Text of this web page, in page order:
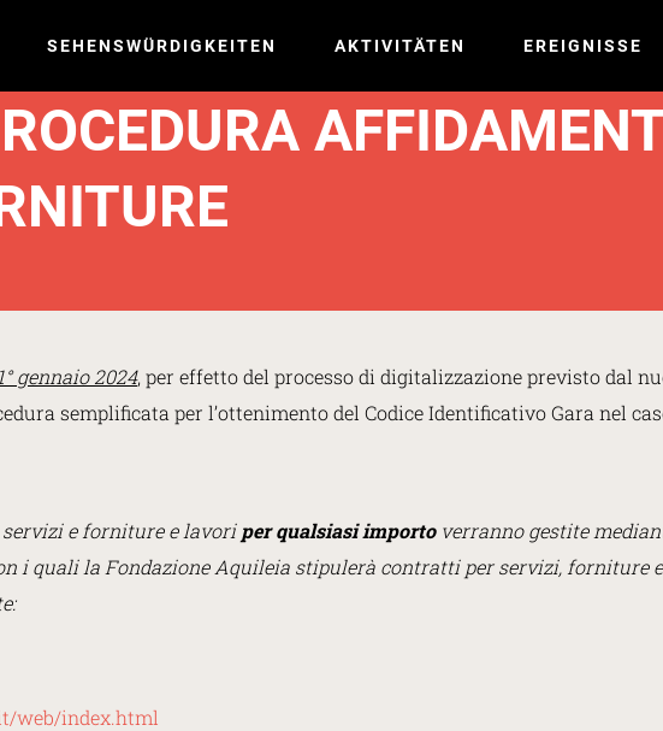
SEHENSWÜRDIGKEITEN AKTIVITÄTEN EREIGNISSE
1° gennaio 2024, per effetto del processo di digitalizzazione previsto dal
semplificata per l’ottenimento del Codice Identificativo Gara nel
e forniture e lavoriper qualsiasi importoverranno gestite
i quali la Fondazione Aquileia stipulerà contratti per servizi, forniture
web/index.html